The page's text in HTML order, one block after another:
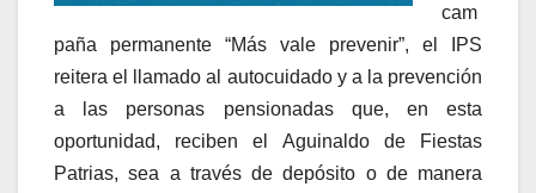
cam
paña permanente “Más vale prevenir”, el IPS
reitera el llamado al autocuidado y a la prevención
a las personas pensionadas que, en esta
oportunidad, reciben el Aguinaldo de Fiestas
Patrias, sea a través de depósito o de manera